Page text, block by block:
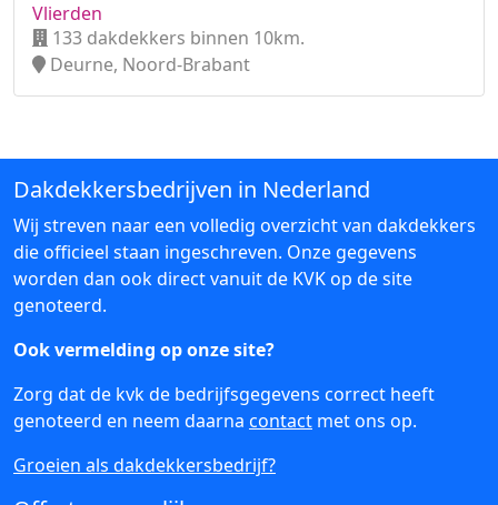
Vlierden
133 dakdekkers binnen 10km.
Deurne, Noord-Brabant
Dakdekkersbedrijven in Nederland
Wij streven naar een volledig overzicht van dakdekkers
die officieel staan ingeschreven. Onze gegevens
worden dan ook direct vanuit de KVK op de site
genoteerd.
Ook vermelding op onze site?
Zorg dat de kvk de bedrijfsgegevens correct heeft
genoteerd en neem daarna contact met ons op.
Groeien als dakdekkersbedrijf?